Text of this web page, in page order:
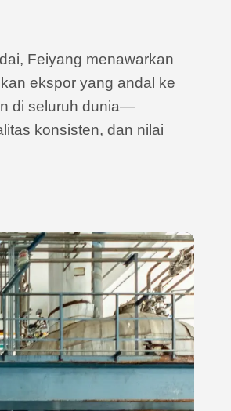
Feiyang menawarkan
ekspor yang andal ke
di seluruh dunia—
konsisten, dan nilai